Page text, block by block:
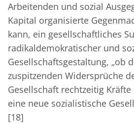
Arbeitenden und sozial
Kapital organisierte
kann, ein gesellschaftliches
radikaldemokratischer und
Gesellschaftsgestaltung, „ob
zuspitzenden Widersprüche
Gesellschaft rechtzeitig
eine neue sozialistische
[18]